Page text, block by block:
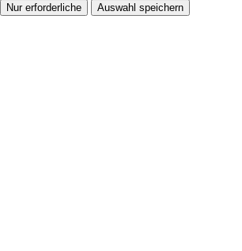
Nur erforderliche Auswahl speichern